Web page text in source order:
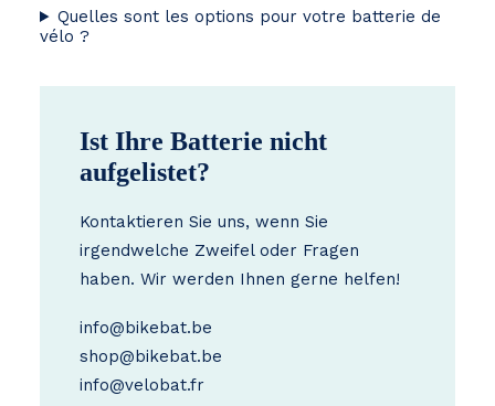
Quelles sont les options pour votre batterie de
vélo ?
Ist Ihre Batterie nicht
aufgelistet?
Kontaktieren Sie uns, wenn Sie
irgendwelche Zweifel oder Fragen
haben. Wir werden Ihnen gerne helfen!
info@bikebat.be
shop@bikebat.be
info@velobat.fr